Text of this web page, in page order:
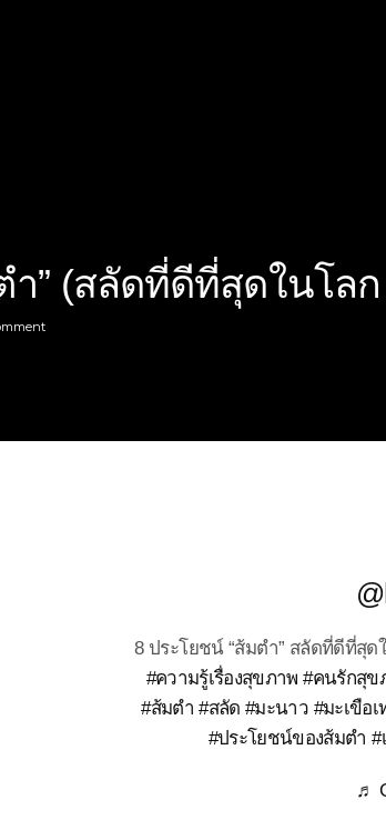
ำ” (สลัดที่ดีที่สุดในโล
8 ประโยชน์ “ส้มตำ” สลัดที่ดีที่สุด
#ความรู้เรื่องสุขภาพ #คนรักสุข
#ส้มตํา #สลัด #มะนาว #มะเขือเ
#ประโยชน์ของส้มตํา #
♬